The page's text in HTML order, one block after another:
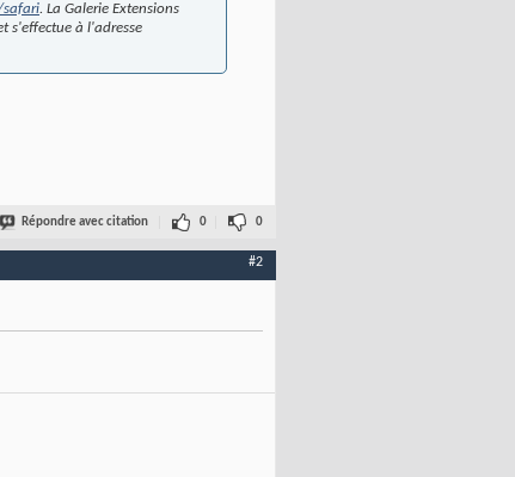
safari. La Galerie Extensions
s'effectue à l'adresse
Répondre avec citation 0 0
#2